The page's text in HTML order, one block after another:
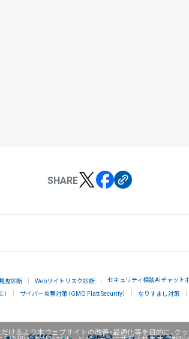
るよう本ウェブサイトの改善・最適化等を目的に、ク
SHARE
洩診断 Webサイトリスク診断 セキュリティ相談AIチャット
サイバー攻撃対策（GMO Flatt Security） なりすまし対策